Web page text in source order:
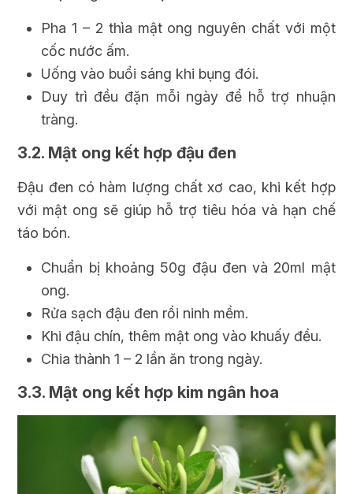
Pha 1 – 2 thìa mật ong nguyên chất với một
cốc nước ấm.
Uống vào buổi sáng khi bụng đói.
Duy trì đều đặn mỗi ngày để hỗ trợ nhuận
tràng.
3.2. Mật ong kết hợp đậu đen
Đậu đen có hàm lượng chất xơ cao, khi kết hợp
với mật ong sẽ giúp hỗ trợ tiêu hóa và hạn chế
táo bón.
Chuẩn bị khoảng 50g đậu đen và 20ml mật
ong.
Rửa sạch đậu đen rồi ninh mềm.
Khi đậu chín, thêm mật ong vào khuấy đều.
Chia thành 1 – 2 lần ăn trong ngày.
3.3. Mật ong kết hợp kim ngân hoa